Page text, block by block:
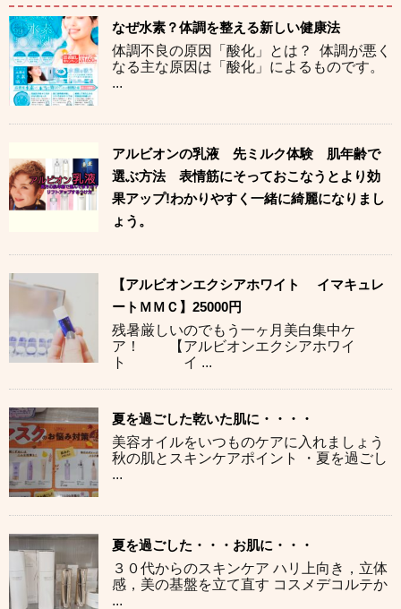
なぜ水素？体調を整える新しい健康法
体調不良の原因「酸化」とは？ 体調が悪く
なる主な原因は「酸化」によるものです。
...
アルビオンの乳液 先ミルク体験 肌年齢で
選ぶ方法 表情筋にそっておこなうとより効
果アップ!わかりやすく一緒に綺麗になりまし
ょう。
【アルビオンエクシアホワイト イマキュレ
ートＭＭＣ】25000円
残暑厳しいのでもう一ヶ月美白集中ケ
ア！ 【アルビオンエクシアホワイ
ト イ ...
夏を過ごした乾いた肌に・・・・
美容オイルをいつものケアに入れましょう
秋の肌とスキンケアポイント ・夏を過ごし
...
夏を過ごした・・・お肌に・・・
３０代からのスキンケア ハリ上向き，立体
感，美の基盤を立て直す コスメデコルテか
...